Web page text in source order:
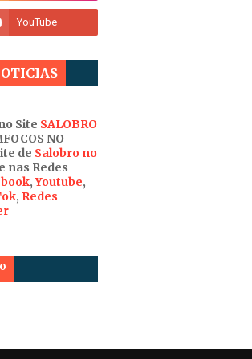
Site SALOBRO
NO
de Salobro no
e nas Redes
,Youtube,
, Redes